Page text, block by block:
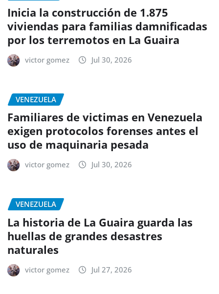
Inicia la construcción de 1.875
viviendas para familias damnificadas
por los terremotos en La Guaira
victor gomez Jul 30, 2026
VENEZUELA
Familiares de victimas en Venezuela
exigen protocolos forenses antes el
uso de maquinaria pesada
victor gomez Jul 30, 2026
VENEZUELA
La historia de La Guaira guarda las
huellas de grandes desastres
naturales
victor gomez Jul 27, 2026